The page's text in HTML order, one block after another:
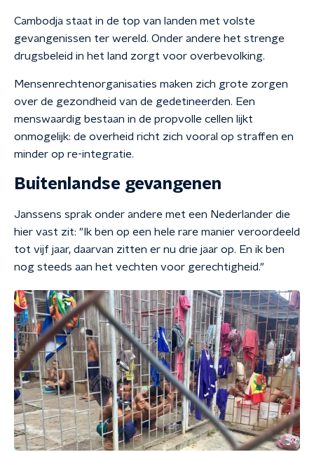
Cambodja staat in de top van landen met volste
gevangenissen ter wereld. Onder andere het strenge
drugsbeleid in het land zorgt voor overbevolking.
Mensenrechtenorganisaties maken zich grote zorgen
over de gezondheid van de gedetineerden. Een
menswaardig bestaan in de propvolle cellen lijkt
onmogelijk: de overheid richt zich vooral op straffen en
minder op re-integratie.
Buitenlandse gevangenen
Janssens sprak onder andere met een Nederlander die
hier vast zit: "Ik ben op een hele rare manier veroordeeld
tot vijf jaar, daarvan zitten er nu drie jaar op. En ik ben
nog steeds aan het vechten voor gerechtigheid."